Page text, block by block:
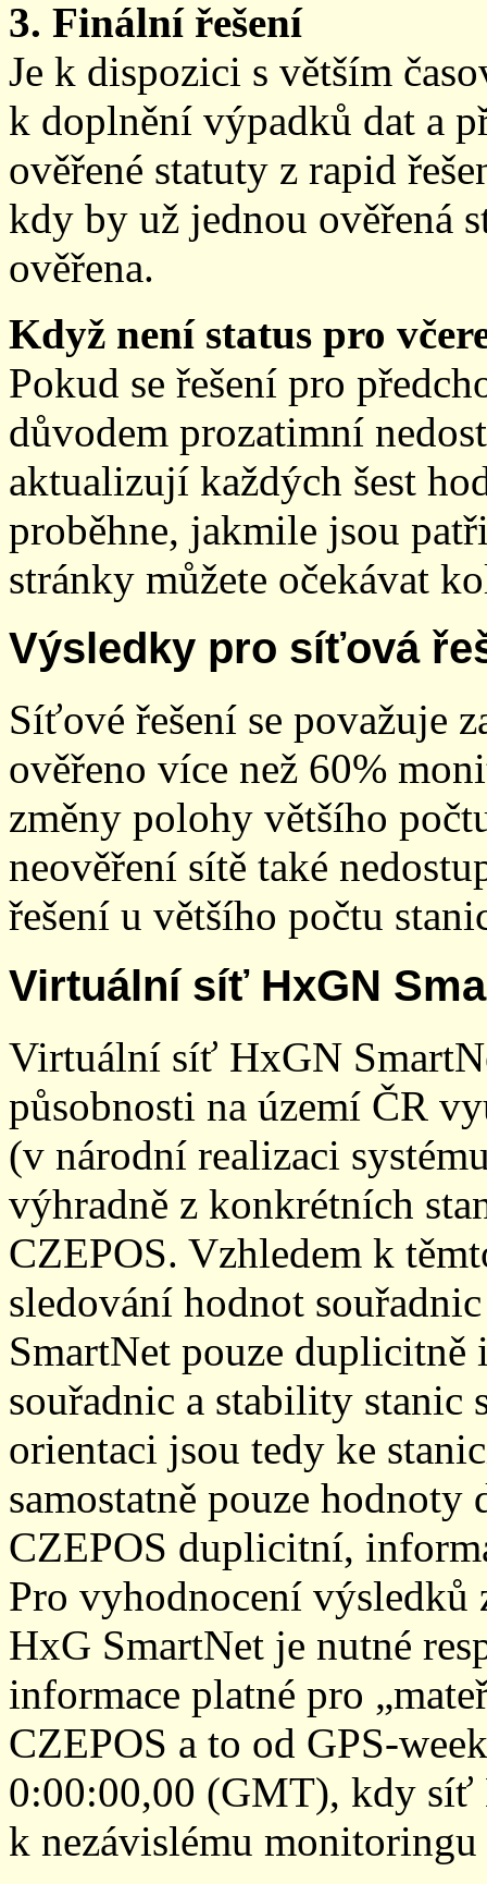
3. Finální řešení
Je k dispozici s větším
k doplnění výpadků dat a
ověřené statuty z rapid
kdy by už jednou ověřená
ověřena.
Když není status pro
Pokud se řešení pro
důvodem prozatimní
aktualizují každých šest
proběhne, jakmile jsou
stránky můžete očekávat
Výsledky pro síťová
Síťové řešení se považuje
ověřeno více než 60%
změny polohy většího
neověření sítě také
řešení u většího počtu
Virtuální síť HxGN
Virtuální síť HxGN
působnosti na území ČR
(v národní realizaci
výhradně z konkrétních
CZEPOS. Vzhledem k
sledování hodnot
SmartNet pouze
souřadnic a stability stanic
orientaci jsou tedy ke
samostatně pouze
CZEPOS duplicitní,
Pro vyhodnocení
HxG SmartNet je nutné
informace platné pro
CZEPOS a to od GPS-
0:00:00,00 (GMT), kdy síť
k nezávislému